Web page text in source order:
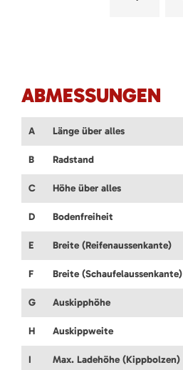
ABMESSUNGEN
A Länge über alles
B Radstand
C Höhe über alles
D Bodenfreiheit
E Breite (Reifenaussenkante)
F Breite (Schaufelaussenkante)
G Auskipphöhe
H Auskippweite
I Max. Ladehöhe (Kippbolzen)